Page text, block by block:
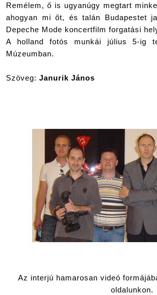
Remélem, ő is ugyanúgy megtart
ahogyan mi őt, és talán Budapestet
Depeche Mode koncertfilm forgatási
A holland fotós munkái július 5-ig
Múzeumban.
Szöveg: Janurik János
Az interjú hamarosan videó
oldalunkon.